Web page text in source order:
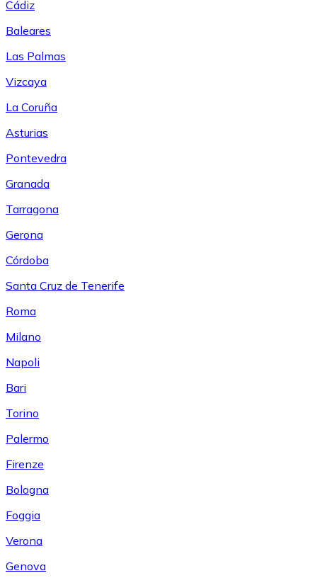
Cádiz
Baleares
Las Palmas
Vizcaya
La Coruña
Asturias
Pontevedra
Granada
Tarragona
Gerona
Córdoba
Santa Cruz de Tenerife
Roma
Milano
Napoli
Bari
Torino
Palermo
Firenze
Bologna
Foggia
Verona
Genova